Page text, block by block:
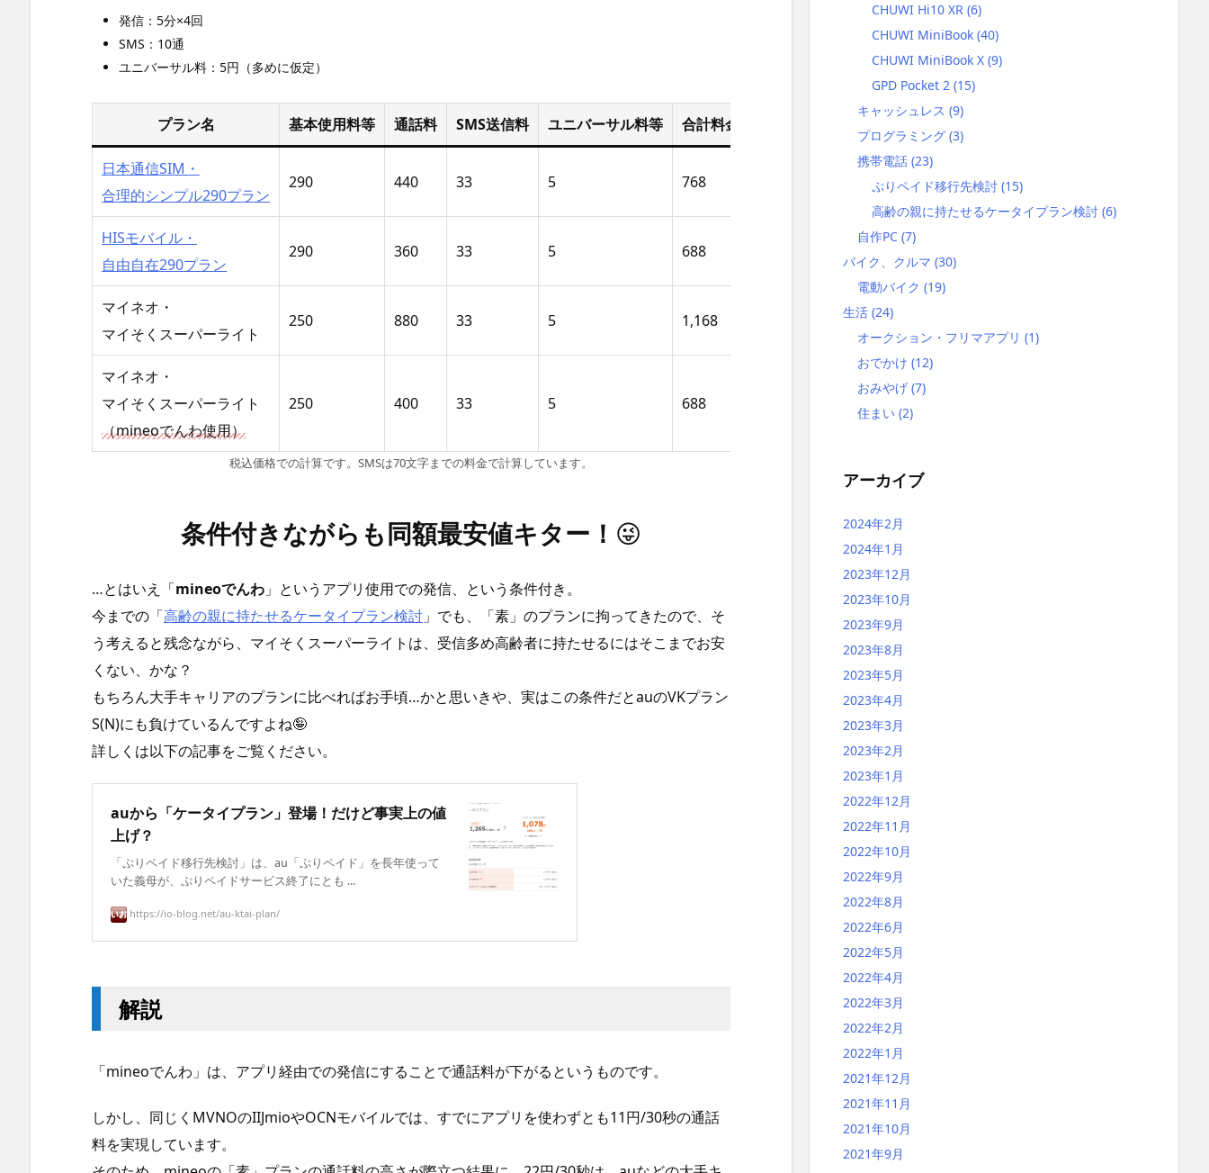
発信：5分×4回
SMS：10通
ユニバーサル料：5円（多めに仮定）
プラン名 基本使用料等 通話料 SMS送信料 ユニバーサル料等 合計料金/月
日本通信SIM・
合理的シンプル290プラン
290 440 33 5 768
HISモバイル・
自由自在290プラン
290 360 33 5 688
マイネオ・
マイそくスーパーライト
250 880 33 5 1,168
マイネオ・
マイそくスーパーライト
（mineoでんわ使用）
250 400 33 5 688
税込価格での計算です。SMSは70文字までの料金で計算しています。
条件付きながらも同額最安値キター！ 😜
…とはいえ「mineoでんわ 」というアプリ使用での発信、という条件付き。
今までの「高齢の親に持たせるケータイプラン検討 」でも、「素」のプランに拘ってきたので、そ
う考えると残念ながら、マイそくスーパーライトは、受信多め高齢者に持たせるにはそこまでお安
くない、かな？
もちろん大手キャリアのプランに比べればお手頃…かと思いきや、実はこの条件だとauのVKプラン
S(N)にも負けているんですよね🤪
詳しくは以下の記事をご覧ください。
auから「ケータイプラン」登場！だけど事実上の値
上げ？
「ぷりペイド移行先検討」は、au「ぷりペイド」を長年使って
いた義母が、ぷりペイドサービス終了にとも ...
https://io-blog.net/au-ktai-plan/
解説
「mineoでんわ」は、アプリ経由での発信にすることで通話料が下がるというものです。
しかし、同じくMVNOのIIJmioやOCNモバイルでは、すでにアプリを使わずとも11円/30秒の通話
料を実現しています。
CHUWI Hi10 XR (6)
CHUWI MiniBook (40)
CHUWI MiniBook X (9)
GPD Pocket 2 (15)
キャッシュレス (9)
プログラミング (3)
携帯電話 (23)
ぷりペイド移行先検討 (15)
高齢の親に持たせるケータイプラン検討 (6)
自作PC (7)
バイク、クルマ (30)
電動バイク (19)
生活 (24)
オークション・フリマアプリ (1)
おでかけ (12)
おみやげ (7)
住まい (2)
アーカイブ
2024年2月
2024年1月
2023年12月
2023年10月
2023年9月
2023年8月
2023年5月
2023年4月
2023年3月
2023年2月
2023年1月
2022年12月
2022年11月
2022年10月
2022年9月
2022年8月
2022年6月
2022年5月
2022年4月
2022年3月
2022年2月
2022年1月
2021年12月
2021年11月
2021年10月
2021年9月